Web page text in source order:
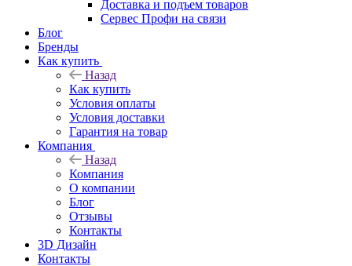
Доставка и подъем товаров
Сервес Профи на связи
Блог
Бренды
Как купить
Назад
Как купить
Условия оплаты
Условия доставки
Гарантия на товар
Компания
Назад
Компания
О компании
Блог
Отзывы
Контакты
3D Дизайн
Контакты